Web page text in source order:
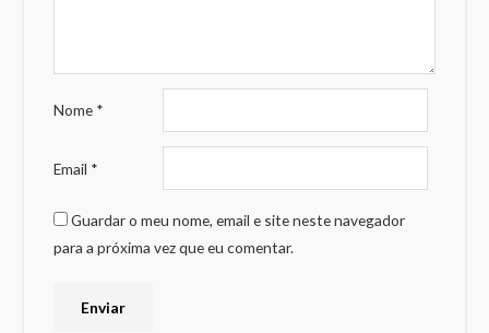
Nome *
Email *
Guardar o meu nome, email e site neste navegador
para a próxima vez que eu comentar.